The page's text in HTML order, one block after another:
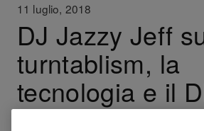
11 luglio, 2018
DJ Jazzy Jeff
turntablism, la
tecnologia e il